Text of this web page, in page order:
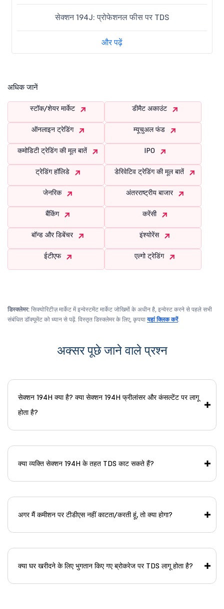
सेक्शन 194J: प्रोफेशनल फीस पर TDS
और पढ़ें
अधिक जानें
स्टॉक/शेयर मार्केट डीमैट अकाउंट
ऑनलाइन ट्रेडिंग म्यूचुअल फंड
कमोडिटी ट्रेडिंग की मूल बातें IPO
ट्रेडिंग हॉलिडे डेरिवेटिव ट्रेडिंग की मूल बातें
जेनरिक अंतरराष्ट्रीय बाजार
बैंकिंग करेंसी
बॉन्ड और डिबेंचर इंश्योरेंस
ईटीएफ एल्गो ट्रेडिंग
डिस्क्लेमर: सिक्योरिटीज़ मार्केट में इन्वेस्टमेंट मार्केट जोखिमों के अधीन है, इन्वेस्ट करने से पहले सभी
संबंधित डॉक्यूमेंट को ध्यान से पढ़ें. विस्तृत डिस्क्लेमर के लिए, कृपयायहां क्लिक करें.
अक्सर पूछे जाने वाले प्रश्न
सेक्शन 194H क्या है? क्या सेक्शन 194H फ्रीलांसर और कंसल्टेंट पर लागू
होता है?
क्या व्यक्ति सेक्शन 194H के तहत TDS काट सकते हैं?
अगर मैं कमीशन पर टीडीएस नहीं काटता/करती हूं, तो क्या होगा?
क्या घर खरीदने के लिए भुगतान किए गए ब्रोकरेज पर TDS लागू होता है?